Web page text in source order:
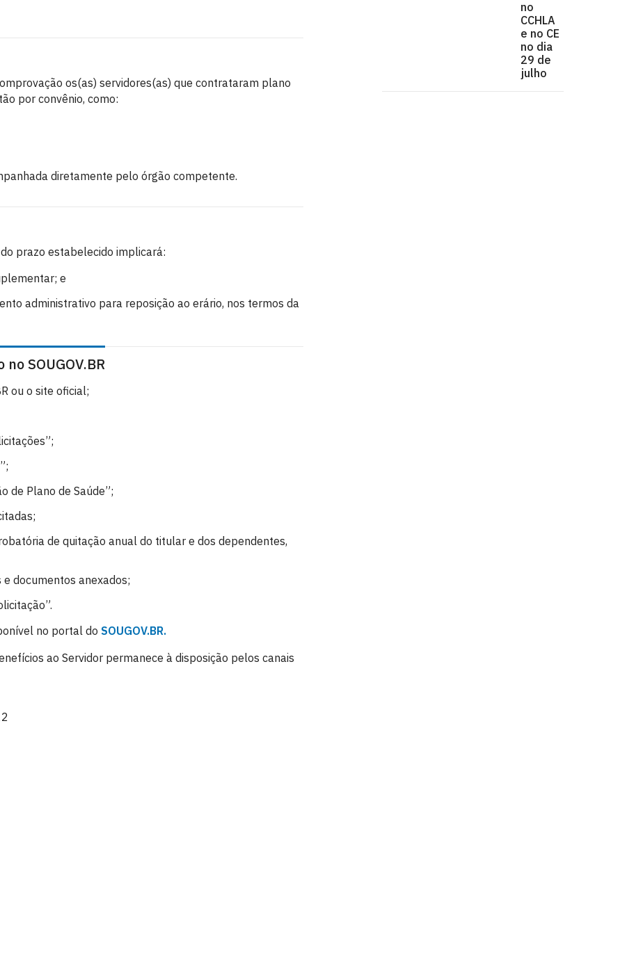
no
CCHLA
e no CE
no dia
29 de
julho
os(as) servidores(as) que contrataram plano
por convênio, como:
diretamente pelo órgão competente.
prazo estabelecido implicará:
e
administrativo para reposição ao erário, nos termos da
SOUGOV.BR
ou o site oficial;
de Plano de Saúde”;
de quitação anual do titular e dos dependentes,
documentos anexados;
no portal do SOUGOV.BR.
ao Servidor permanece à disposição pelos canais